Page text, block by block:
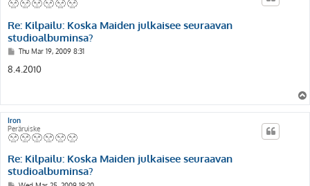
Re: Kilpailu: Koska Maiden julkaisee seuraavan
studioalbuminsa?
P
s
Thu Mar 19, 2009 8:31
8.4.2010
Iron
Peräruiske
Re: Kilpailu: Koska Maiden julkaisee seuraavan
studioalbuminsa?
P